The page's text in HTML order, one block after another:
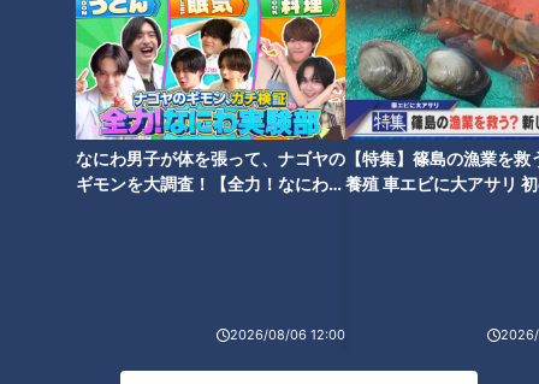
なにわ男子が体を張って、ナゴヤの
ギモンを大調査！【全力！なにわ実
2026/08/06 12:00
【特集】篠島の漁業を救
養殖 車エビに大アサリ
チャント知っ得！なるほどドク
ター＃１ 胃の健康【チャン